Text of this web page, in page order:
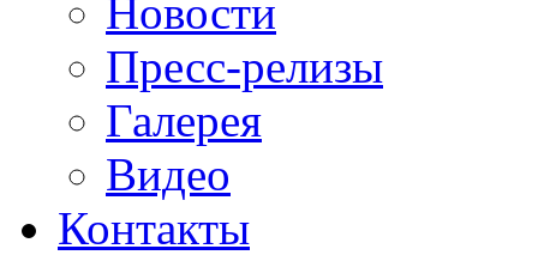
Новости
Пресс-релизы
Галерея
Видео
Контакты